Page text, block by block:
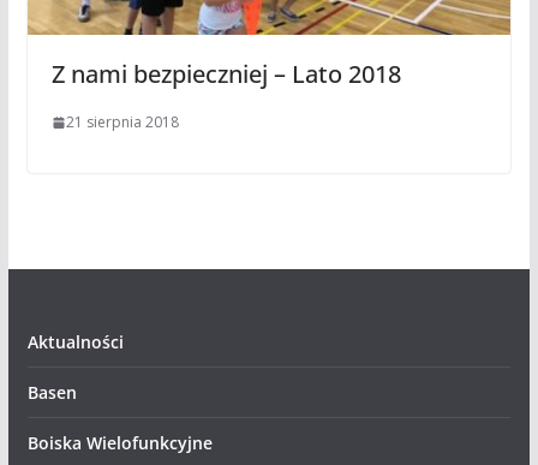
Z nami bezpieczniej – Lato 2018
21 sierpnia 2018
Aktualności
Basen
Boiska Wielofunkcyjne